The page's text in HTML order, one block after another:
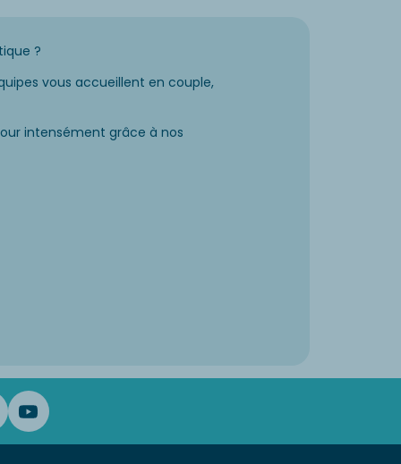
?
vous accueillent en couple,
intensément grâce à nos